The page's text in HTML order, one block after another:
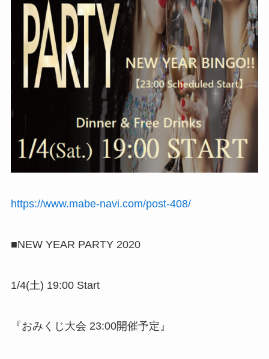
https://www.mabe-navi.com/post-408/
■NEW YEAR PARTY 2020
1/4(土) 19:00 Start
『おみくじ大会 23:00開催予定』